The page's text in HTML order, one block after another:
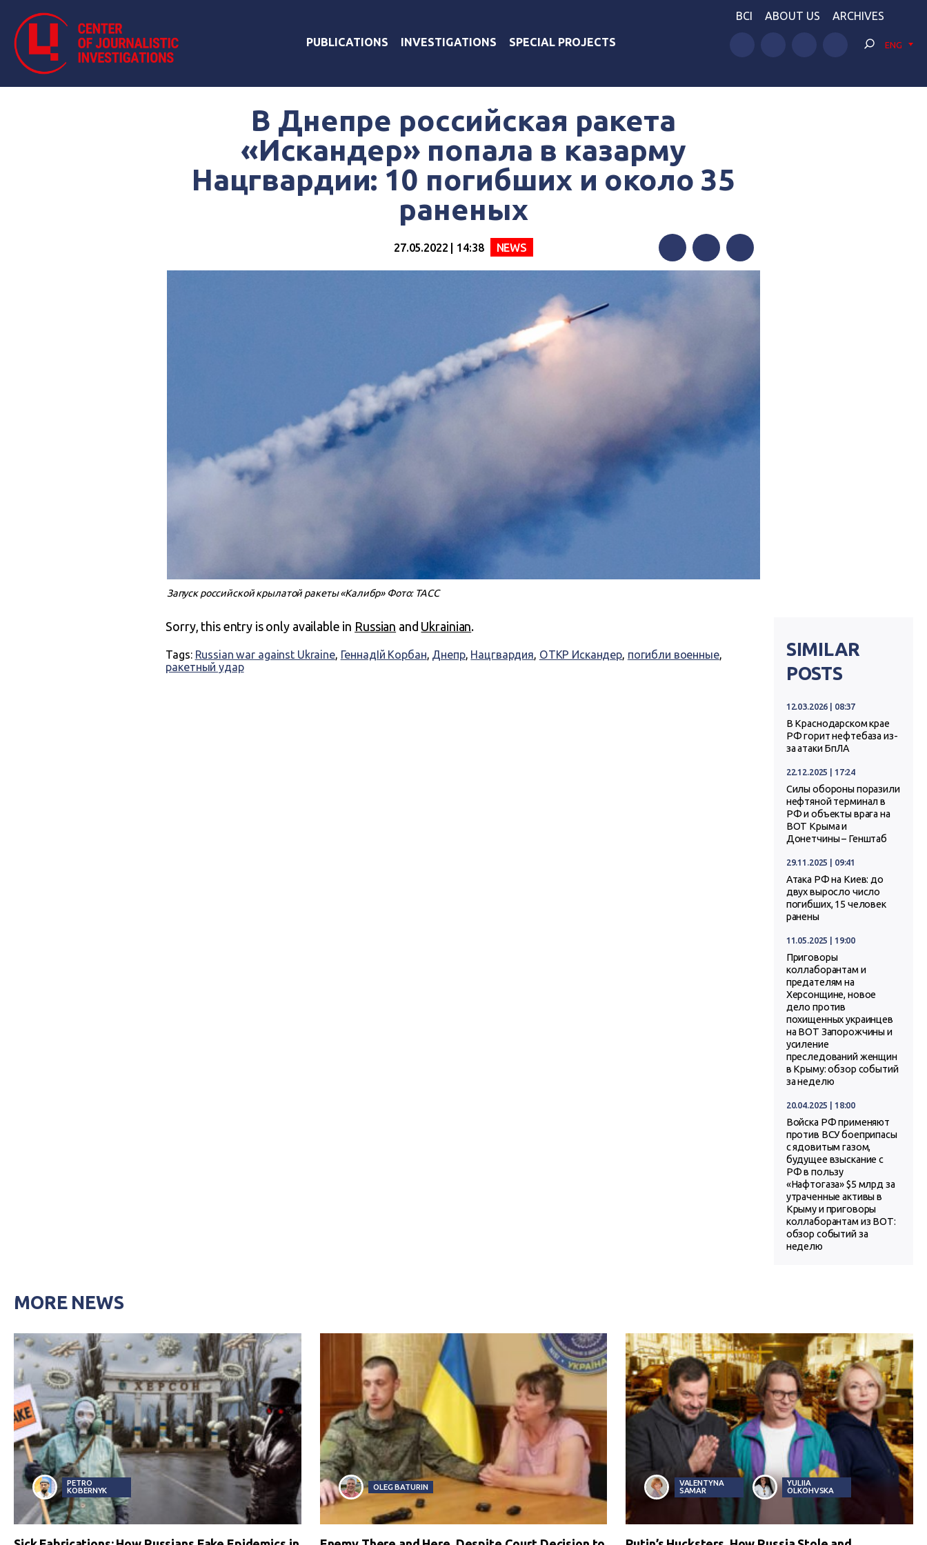
PUBLICATIONS INVESTIGATIONS SPECIAL PROJECTS
BCI ABOUT US ARCHIVES
ENG
В Днепре российская ракета
«Искандер» попала в казарму
Нацгвардии: 10 погибших и около 35
раненых
27.05.2022 | 14:38 NEWS
Запуск российской крылатой ракеты «Калибр» Фото: ТАСС
Sorry, this entry is only available in Russian and Ukrainian.
Tags: Russian war against Ukraine, ГеннадІй Корбан, Днепр, Нацгвардия, ОТКР Искандер, погибли военные,
ракетный удар
SIMILAR
POSTS
12.03.2026 | 08:37
В Краснодарском крае
РФ горит нефтебаза из-
за атаки БпЛА
22.12.2025 | 17:24
Силы обороны поразили
нефтяной терминал в
РФ и объекты врага на
ВОТ Крыма и
Донетчины – Генштаб
29.11.2025 | 09:41
Атака РФ на Киев: до
двух выросло число
погибших, 15 человек
ранены
11.05.2025 | 19:00
Приговоры
коллаборантам и
предателям на
Херсонщине, новое
дело против
похищенных украинцев
на ВОТ Запорожчины и
усиление
преследований женщин
в Крыму: обзор событий
за неделю
20.04.2025 | 18:00
Войска РФ применяют
против ВСУ боеприпасы
с ядовитым газом,
будущее взыскание с
РФ в пользу
«Нафтогаза» $5 млрд за
утраченные активы в
Крыму и приговоры
коллаборантам из ВОТ:
обзор событий за
неделю
MORE NEWS
PETRO
KOBERNYK
OLEG BATURIN
VALENTYNA
SAMAR
YULIIA
OLKOHVSKA